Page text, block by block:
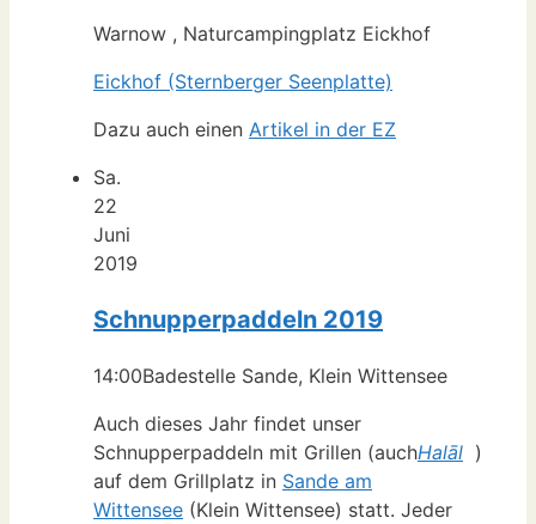
Warnow , Naturcampingplatz Eickhof
Eickhof (Sternberger Seenplatte)
Dazu auch einen Artikel in der EZ
Sa.
22
Juni
2019
Schnupperpaddeln 2019
14:00Badestelle Sande, Klein Wittensee
Auch dieses Jahr findet unser
Schnupperpaddeln mit Grillen (auchHalāl )
auf dem Grillplatz in Sande am
Wittensee (Klein Wittensee) statt. Jeder